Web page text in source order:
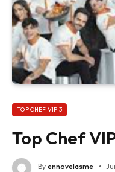
TOP CHEF VIP 3
Top Chef
By ennovelasme